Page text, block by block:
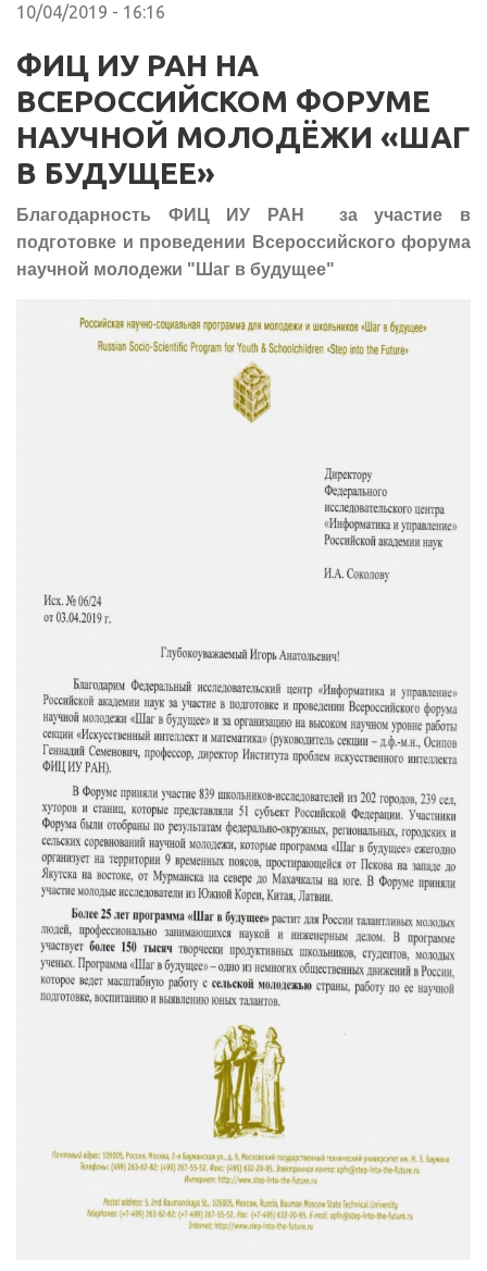
10/04/2019 - 16:16
ФИЦ ИУ РАН НА
ВСЕРОССИЙСКОМ ФОРУМЕ
НАУЧНОЙ МОЛОДЁЖИ «ШАГ
В БУДУЩЕЕ»
Благодарность ФИЦ ИУ РАН за участие в
подготовке и проведении Всероссийского форума
научной молодежи "Шаг в будущее"